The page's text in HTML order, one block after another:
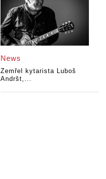
News
Zemřel kytarista Luboš
Andršt,...